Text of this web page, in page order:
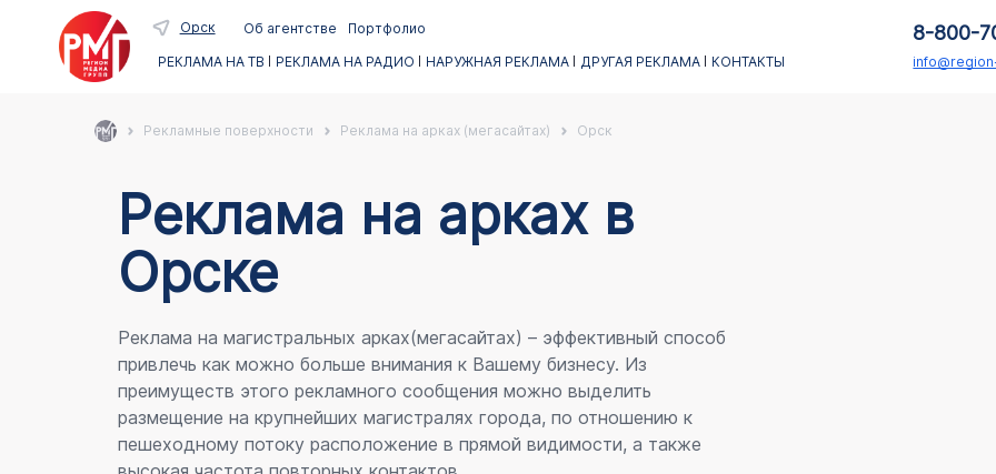
Орск Об агентстве
Портфолио
РЕКЛАМА НА ТВ
РЕКЛАМА НА РАДИО НАРУЖНАЯ РЕКЛАМА ДРУГАЯ РЕКЛАМА КОНТАКТЫ
8-800-
Рекламные поверхности Реклама на арках (мегасайтах) Орск
Реклама на аркаx в
Орске
Реклама на магистральных арках(мегасайтах) – эффективный способ
привлечь как можно больше внимания к Вашему бизнесу. Из
преимуществ этого рекламного сообщения можно выделить
размещение на крупнейших магистралях города, по отношению к
пешеходному потоку расположение в прямой видимости, а также